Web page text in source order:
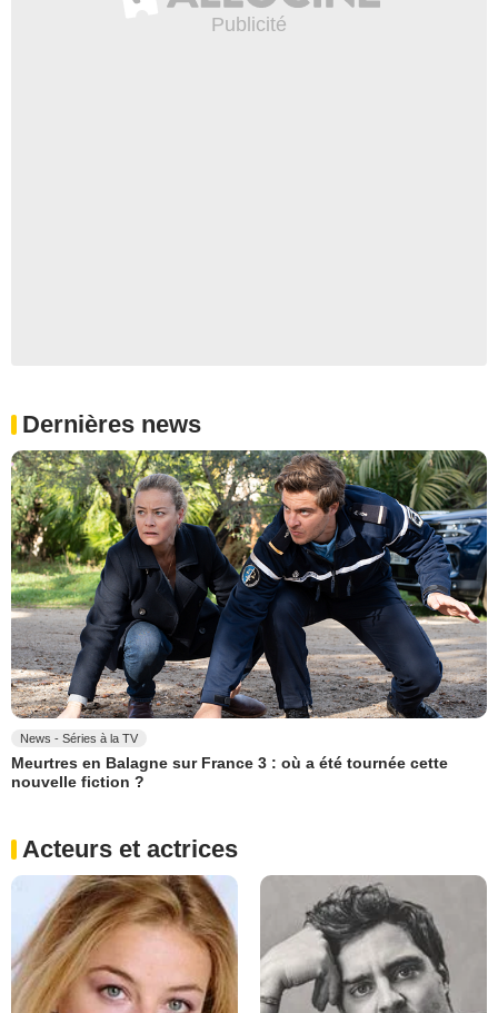
Dernières news
News - Séries à la TV
Meurtres en Balagne sur France 3 : où a été tournée cette
nouvelle fiction ?
Acteurs et actrices